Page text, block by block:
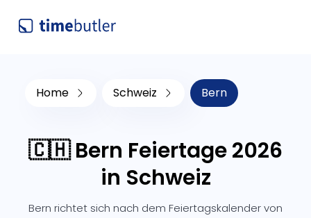
Home Schweiz Bern
🇨🇭 Bern Feiertage 2026
in Schweiz
Bern richtet sich nach dem Feiertagskalender von